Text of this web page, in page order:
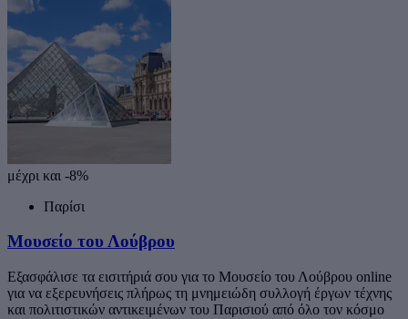
μέχρι και -8%
Παρίσι
Μουσείο του Λούβρου
Εξασφάλισε τα εισιτήριά σου για το Μουσείο του Λούβρου online
για να εξερευνήσεις πλήρως τη μνημειώδη συλλογή έργων τέχνης
και πολιτιστικών αντικειμένων του Παρισιού από όλο τον κόσμο